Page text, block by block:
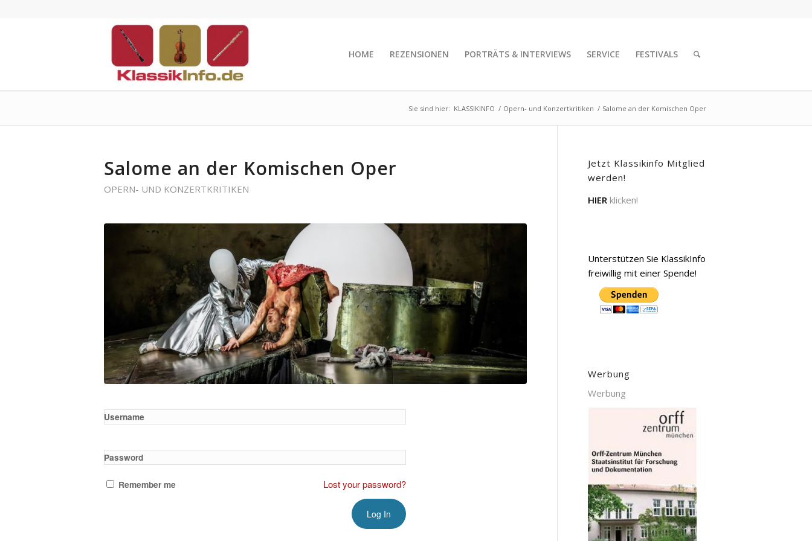
HOME REZENSIONEN PORTRÄTS & INTERVIEWS SERVICE FESTIVALS
Sie sind hier: KLASSIKINFO / Opern- und Konzertkritiken / Salome an der Komischen Oper
Salome an der Komischen Oper
OPERN- UND KONZERTKRITIKEN
Username
Password
Remember me Lost your password?
Jetzt Klassikinfo Mitglied
werden!
HIER klicken!
Unterstützen Sie KlassikInfo
freiwillig mit einer Spende!
Werbung
Werbung